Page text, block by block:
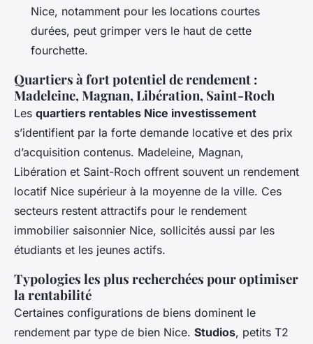
Nice, notamment pour les locations courtes
durées, peut grimper vers le haut de cette
fourchette.
Quartiers à fort potentiel de rendement :
Madeleine, Magnan, Libération, Saint-Roch
Les quartiers rentables Nice investissement
s’identifient par la forte demande locative et des prix
d’acquisition contenus. Madeleine, Magnan,
Libération et Saint-Roch offrent souvent un rendement
locatif Nice supérieur à la moyenne de la ville. Ces
secteurs restent attractifs pour le rendement
immobilier saisonnier Nice, sollicités aussi par les
étudiants et les jeunes actifs.
Typologies les plus recherchées pour optimiser
la rentabilité
Certaines configurations de biens dominent le
rendement par type de bien Nice. Studios, petits T2